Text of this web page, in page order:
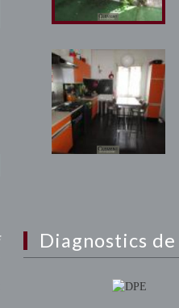
diagnostics de